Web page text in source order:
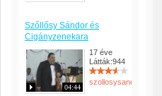
Szőllősy Sándor és
Cigányzenekara
04:44
17 éve
Látták:944
szollosysandor